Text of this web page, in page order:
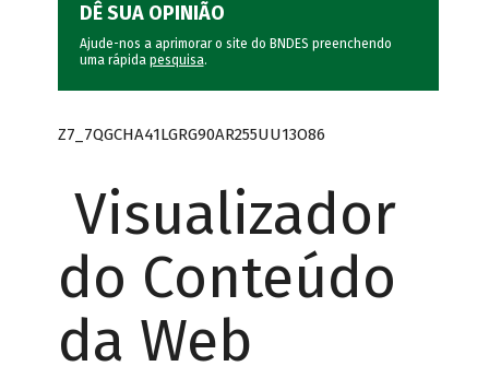
DÊ SUA OPINIÃO
Ajude-nos a aprimorar o site do BNDES preenchendo
uma rápida pesquisa.
Z7_7QGCHA41LGRG90AR255UU13O86
Visualizador
do Conteúdo
da Web